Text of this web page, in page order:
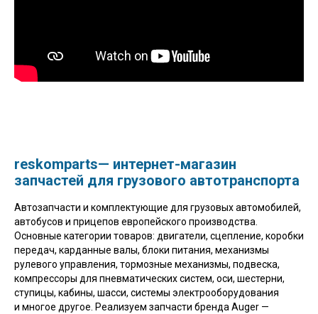
reskomparts— интернет-магазин
запчастей для грузового автотранспорта
Автозапчасти и комплектующие для грузовых автомобилей,
автобусов и прицепов европейского производства.
Основные категории товаров: двигатели, сцепление, коробки
передач, карданные валы, блоки питания, механизмы
рулевого управления, тормозные механизмы, подвеска,
компрессоры для пневматических систем, оси, шестерни,
ступицы, кабины, шасси, системы электрооборудования
и многое другое. Реализуем запчасти бренда Auger —